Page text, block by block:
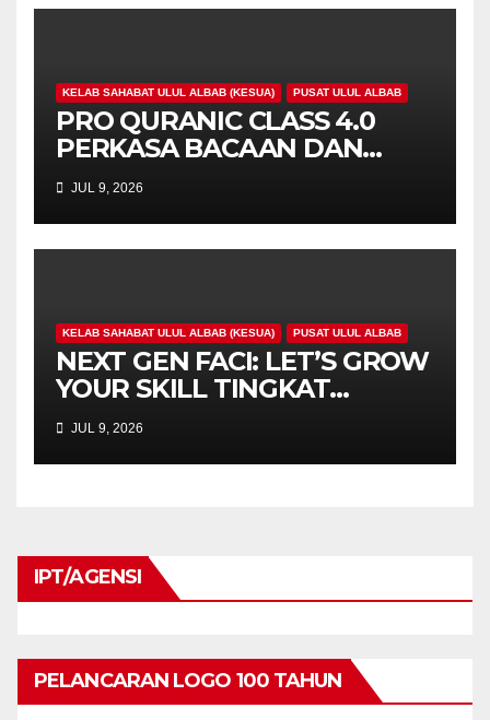
KELAB SAHABAT ULUL ALBAB (KESUA) PUSAT ULUL ALBAB
PRO QURANIC CLASS 4.0
PERKASA BACAAN DAN
PENGHAYATAN AL-QURAN
MAHASISWA
JUL 9, 2026
KELAB SAHABAT ULUL ALBAB (KESUA) PUSAT ULUL ALBAB
NEXT GEN FACI: LET’S GROW
YOUR SKILL TINGKAT
KOMPETENSI FASILITATOR
MAHASISWA UPSI
JUL 9, 2026
IPT/AGENSI
PELANCARAN LOGO 100 TAHUN